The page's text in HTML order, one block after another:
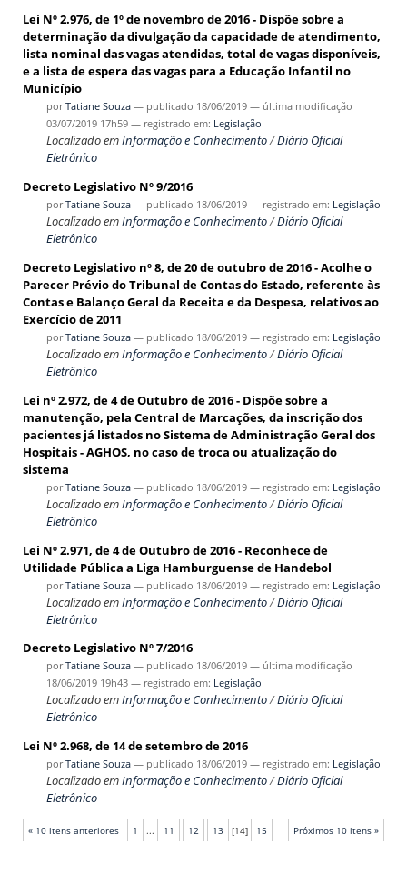
Lei Nº 2.976, de 1º de novembro de 2016 - Dispõe sobre a
determinação da divulgação da capacidade de atendimento,
lista nominal das vagas atendidas, total de vagas disponíveis,
e a lista de espera das vagas para a Educação Infantil no
Município
porTatiane Souza — publicado 18/06/2019 — última modificação
03/07/2019 17h59 — registrado em: Legislação
Localizado emInformação e Conhecimento/Diário Oficial
Eletrônico
Decreto Legislativo Nº 9/2016
porTatiane Souza — publicado 18/06/2019 — registrado em: Legislação
Localizado emInformação e Conhecimento/Diário Oficial
Eletrônico
Decreto Legislativo nº 8, de 20 de outubro de 2016 - Acolhe o
Parecer Prévio do Tribunal de Contas do Estado, referente às
Contas e Balanço Geral da Receita e da Despesa, relativos ao
Exercício de 2011
porTatiane Souza — publicado 18/06/2019 — registrado em: Legislação
Localizado emInformação e Conhecimento/Diário Oficial
Eletrônico
Lei nº 2.972, de 4 de Outubro de 2016 - Dispõe sobre a
manutenção, pela Central de Marcações, da inscrição dos
pacientes já listados no Sistema de Administração Geral dos
Hospitais - AGHOS, no caso de troca ou atualização do
sistema
porTatiane Souza — publicado 18/06/2019 — registrado em: Legislação
Localizado emInformação e Conhecimento/Diário Oficial
Eletrônico
Lei Nº 2.971, de 4 de Outubro de 2016 - Reconhece de
Utilidade Pública a Liga Hamburguense de Handebol
porTatiane Souza — publicado 18/06/2019 — registrado em: Legislação
Localizado emInformação e Conhecimento/Diário Oficial
Eletrônico
Decreto Legislativo Nº 7/2016
porTatiane Souza — publicado 18/06/2019 — última modificação
18/06/2019 19h43 — registrado em: Legislação
Localizado emInformação e Conhecimento/Diário Oficial
Eletrônico
Lei Nº 2.968, de 14 de setembro de 2016
porTatiane Souza — publicado 18/06/2019 — registrado em: Legislação
Localizado emInformação e Conhecimento/Diário Oficial
Eletrônico
« 10 itens anteriores Próximos 10 itens »
1 ... 11 12 13 [14] 15